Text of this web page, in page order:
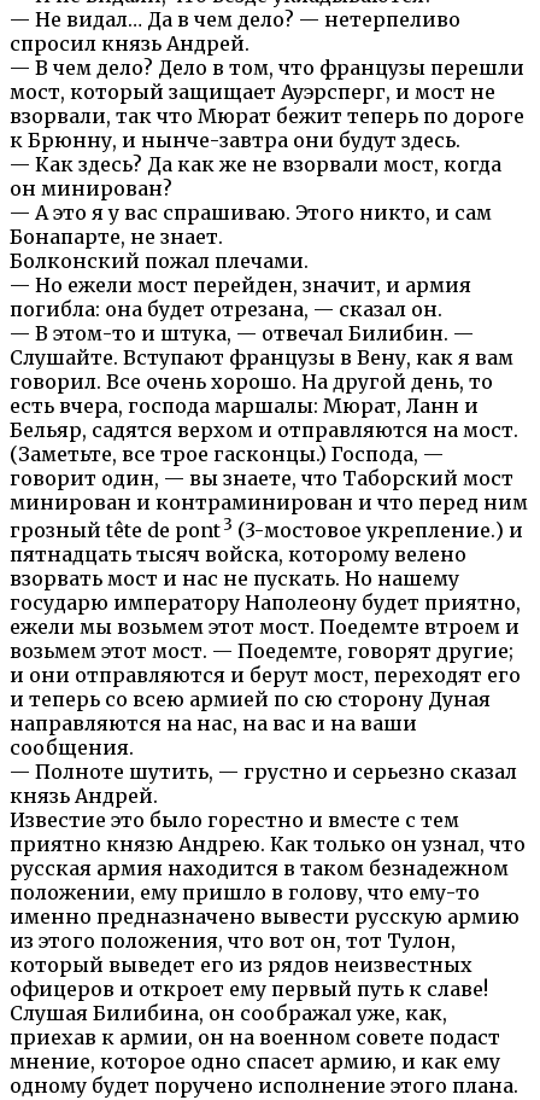
— Не видал… Да в чем дело? — нетерпеливо
спросил князь Андрей.
— В чем дело? Дело в том, что французы перешли
мост, который защищает Ауэрсперг, и мост не
взорвали, так что Мюрат бежит теперь по дороге
к Брюнну, и нынче-завтра они будут здесь.
— Как здесь? Да как же не взорвали мост, когда
он минирован?
— А это я у вас спрашиваю. Этого никто, и сам
Бонапарте, не знает.
Болконский пожал плечами.
— Но ежели мост перейден, значит, и армия
погибла: она будет отрезана, — сказал он.
— В этом-то и штука, — отвечал Билибин. —
Слушайте. Вступают французы в Вену, как я вам
говорил. Все очень хорошо. На другой день, то
есть вчера, господа маршалы: Мюрат, Ланн и
Бельяр, садятся верхом и отправляются на мост.
(Заметьте, все трое гасконцы.) Господа, —
говорит один, — вы знаете, что Таборский мост
минирован и контраминирован и что перед ним
грозный tête de pont3 (3-мостовое укрепление.) и
пятнадцать тысяч войска, которому велено
взорвать мост и нас не пускать. Но нашему
государю императору Наполеону будет приятно,
ежели мы возьмем этот мост. Поедемте втроем и
возьмем этот мост. — Поедемте, говорят другие;
и они отправляются и берут мост, переходят его
и теперь со всею армией по сю сторону Дуная
направляются на нас, на вас и на ваши
сообщения.
— Полноте шутить, — грустно и серьезно сказал
князь Андрей.
Известие это было горестно и вместе с тем
приятно князю Андрею. Как только он узнал, что
русская армия находится в таком безнадежном
положении, ему пришло в голову, что ему-то
именно предназначено вывести русскую армию
из этого положения, что вот он, тот Тулон,
который выведет его из рядов неизвестных
офицеров и откроет ему первый путь к славе!
Слушая Билибина, он соображал уже, как,
приехав к армии, он на военном совете подаст
мнение, которое одно спасет армию, и как ему
одному будет поручено исполнение этого плана.